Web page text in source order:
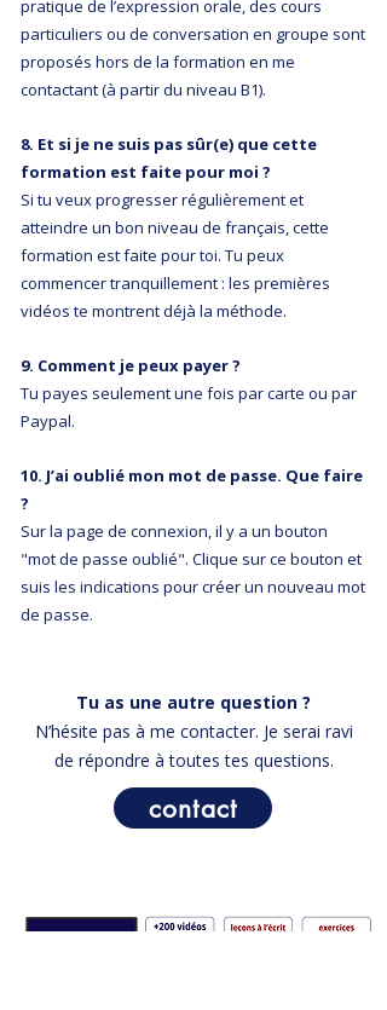
pratique de l’expression orale, des cours
particuliers ou de conversation en groupe sont
proposés hors de la formation en me
contactant (à partir du niveau B1).
8. Et si je ne suis pas sûr(e) que cette
formation est faite pour moi ?
Si tu veux progresser régulièrement et
atteindre un bon niveau de français, cette
formation est faite pour toi. Tu peux
commencer tranquillement : les premières
vidéos te montrent déjà la méthode.
9. Comment je peux payer ?
Tu payes seulement une fois par carte ou par
Paypal.
10. J’ai oublié mon mot de passe. Que faire
?
Sur la page de connexion, il y a un bouton
"mot de passe oublié". Clique sur ce bouton et
suis les indications pour créer un nouveau mot
de passe.
Tu as une autre question ?
N’hésite pas à me contacter. Je serai ravi
de répondre à toutes tes questions.
contact